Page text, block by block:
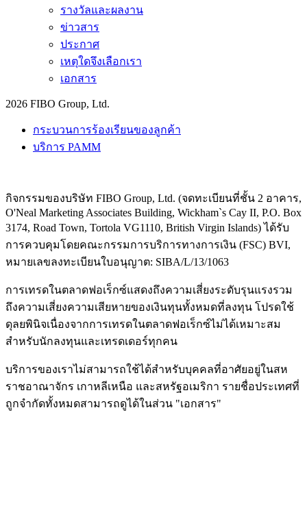
รางวัลและผลงาน
ข่าวสาร
ประกาศ
เหตุใดจึงเลือกเรา
เอกสาร
2026 FIBO Group, Ltd.
กระบวนการร้องเรียนของลูกค้า
บริการ PAMM
กิจกรรมของบริษัท FIBO Group, Ltd. (จดทะเบียนที่ชั้น 2 อาคาร,
O'Neal Marketing Associates Building, Wickham`s Cay II, P.O. Box
3174, Road Town, Tortola VG1110, British Virgin Islands) ได้รับ
การควบคุมโดยคณะกรรมการบริการทางการเงิน (FSC) BVI,
หมายเลขลงทะเบียนใบอนุญาต: SIBA/L/13/1063
การเทรดในตลาดฟอเร็กซ์แสดงถึงความเสี่ยงระดับรุนแรงรวม
ถึงความเสี่ยงความเสียหายของเงินทุนทั้งหมดที่ลงทุน โปรดใช้
ดุลยพินิจเนื่องจากการเทรดในตลาดฟอเร็กซ์ไม่ได้เหมาะสม
สำหรับนักลงทุนและเทรดเดอร์ทุกคน
บริการของเราไม่สามารถใช้ได้สำหรับบุคคลที่อาศัยอยู่ในสห
ราชอาณาจักร เกาหลีเหนือ และสหรัฐอเมริกา รายชื่อประเทศที่
ถูกจำกัดทั้งหมดสามารถดูได้ในส่วน "เอกสาร"